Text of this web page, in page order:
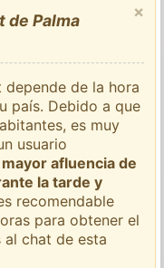
×
de Palma
depende de la hora
país. Debido a que
es muy
usuario
mayor afluencia de
la tarde y
recomendable
para obtener el
al chat de esta